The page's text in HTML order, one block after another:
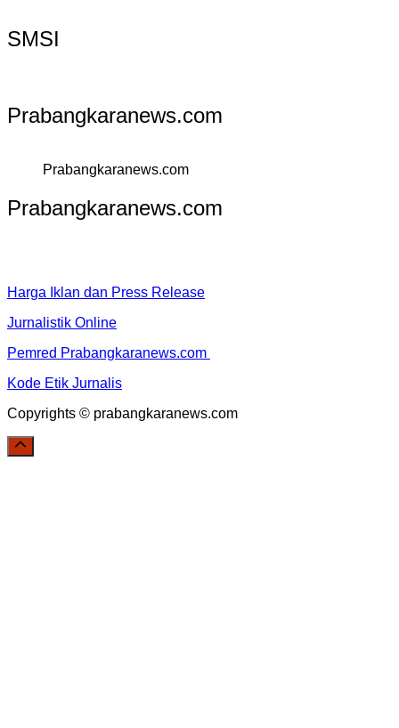
SMSI
Prabangkaranews.com
Prabangkaranews.com
Prabangkaranews.com
Harga Iklan dan Press Release
Jurnalistik Online
Pemred Prabangkaranews.com
Kode Etik Jurnalis
Copyrights © prabangkaranews.com